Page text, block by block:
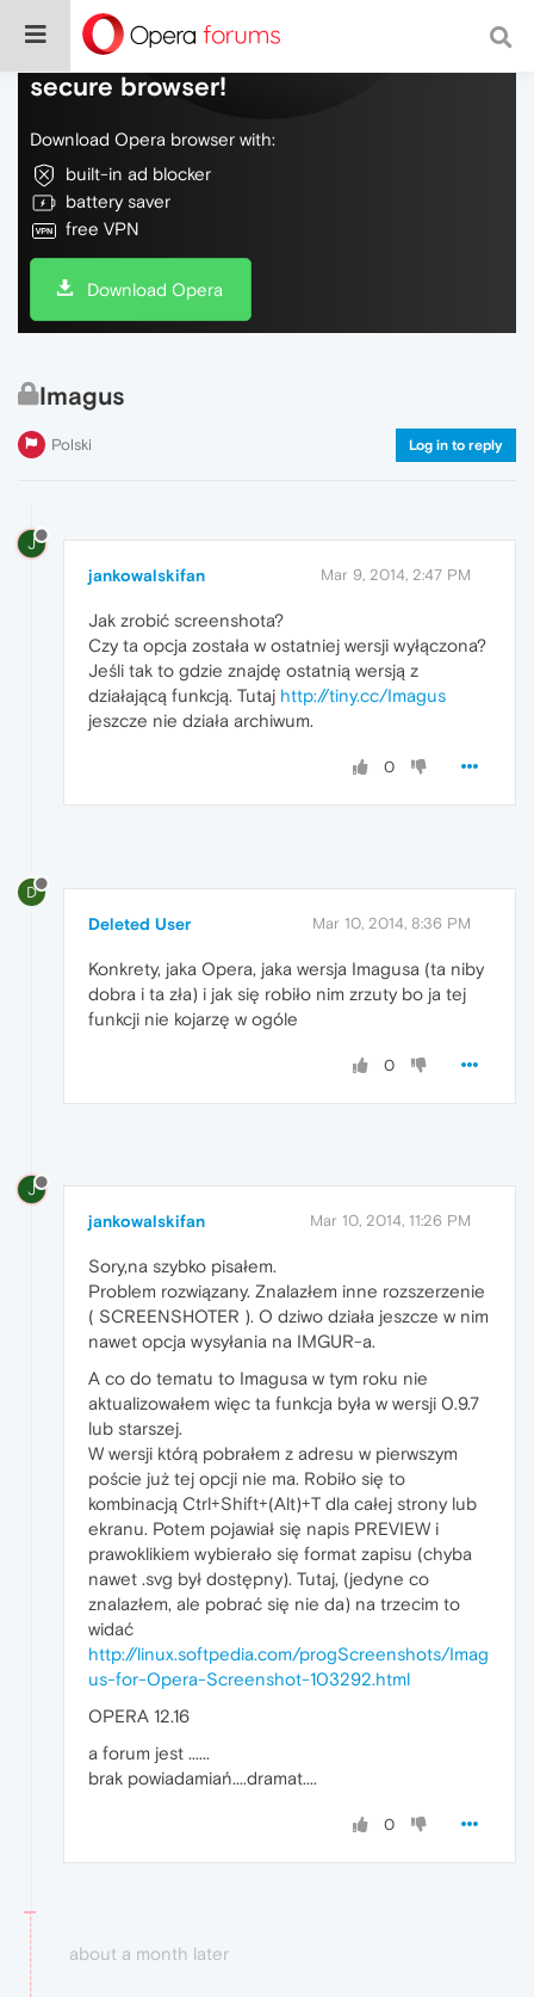
Do more on the web, with a fast and
secure browser!
Download Opera browser with:
built-in ad blocker
battery saver
free VPN
Download Opera
Imagus
Polski Log in to reply
J
jankowalskifan Mar 9, 2014, 2:47 PM
Jak zrobić screenshota?
Czy ta opcja została w ostatniej wersji wyłączona?
Jeśli tak to gdzie znajdę ostatnią wersją z
działającą funkcją. Tutaj http://tiny.cc/Imagus
jeszcze nie działa archiwum.
0
D
Deleted User Mar 10, 2014, 8:36 PM
Konkrety, jaka Opera, jaka wersja Imagusa (ta niby
dobra i ta zła) i jak się robiło nim zrzuty bo ja tej
funkcji nie kojarzę w ogóle
0
J
jankowalskifan Mar 10, 2014, 11:26 PM
Sory,na szybko pisałem.
Problem rozwiązany. Znalazłem inne rozszerzenie
( SCREENSHOTER ). O dziwo działa jeszcze w nim
nawet opcja wysyłania na IMGUR-a.
A co do tematu to Imagusa w tym roku nie
aktualizowałem więc ta funkcja była w wersji 0.9.7
lub starszej.
W wersji którą pobrałem z adresu w pierwszym
poście już tej opcji nie ma. Robiło się to
kombinacją Ctrl+Shift+(Alt)+T dla całej strony lub
ekranu. Potem pojawiał się napis PREVIEW i
prawoklikiem wybierało się format zapisu (chyba
nawet .svg był dostępny). Tutaj, (jedyne co
znalazłem, ale pobrać się nie da) na trzecim to
widać
http://linux.softpedia.com/progScreenshots/Imag
us-for-Opera-Screenshot-103292.html
OPERA 12.16
a forum jest ......
brak powiadamiań....dramat....
0
about a month later